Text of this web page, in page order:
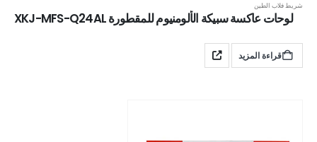
شريط فلاب الطين
لوحات عاكسة سبيكة الألومنيوم للمقطورة XKJ-MFS-Q24AL
قراءة المزيد